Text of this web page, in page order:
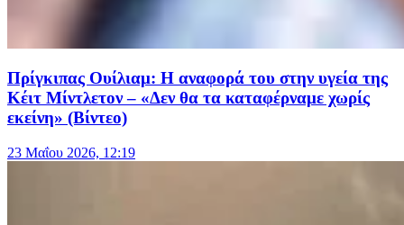
Πρίγκιπας Ουίλιαμ: Η αναφορά του στην υγεία της
Κέιτ Μίντλετον – «Δεν θα τα καταφέρναμε χωρίς
εκείνη» (Βίντεο)
23 Μαΐου 2026, 12:19